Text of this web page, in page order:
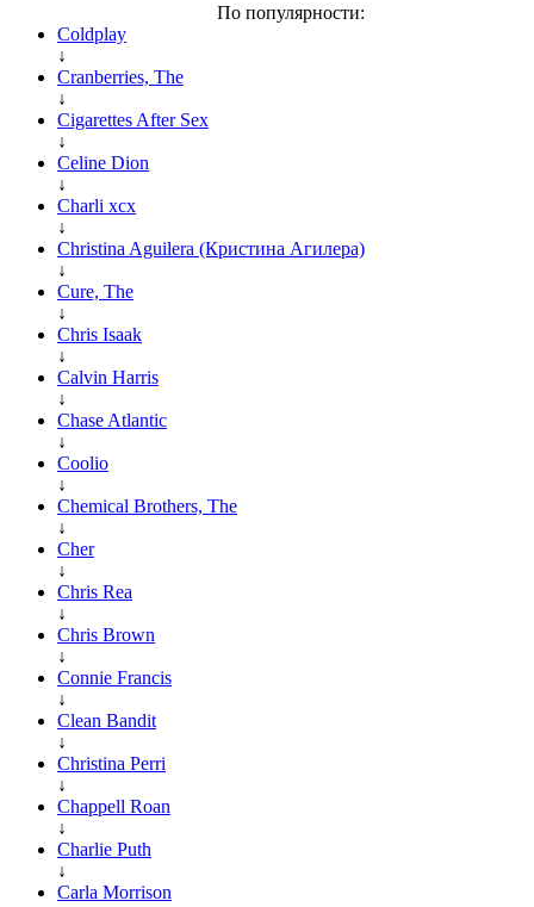
По популярности:
Coldplay
↓
Cranberries, The
↓
Cigarettes After Sex
↓
Celine Dion
↓
Charli xcx
↓
Christina Aguilera (Кристина Агилера)
↓
Cure, The
↓
Chris Isaak
↓
Calvin Harris
↓
Chase Atlantic
↓
Coolio
↓
Chemical Brothers, The
↓
Cher
↓
Chris Rea
↓
Chris Brown
↓
Connie Francis
↓
Clean Bandit
↓
Christina Perri
↓
Chappell Roan
↓
Charlie Puth
↓
Carla Morrison